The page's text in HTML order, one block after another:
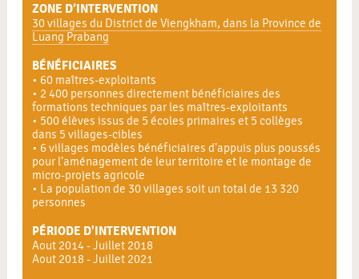
ZONE D’INTERVENTION
30 villages du District de Viengkham, dans la Province de
Luang Prabang
BÉNÉFICIAIRES
• 60 maîtres-exploitants
• 2 400 personnes directement bénéficiaires des
formations techniques par les maîtres-exploitants
• 500 élèves issus de 5 écoles primaires et 5 collèges
dans 5 villages-cibles
• 6 villages modèles bénéficiaires d’appuis plus poussés
pour l’aménagement de leur territoire et le montage de
micro-projets agricole
• La population de 30 villages soit un total de 13 320
personnes
PÉRIODE D'INTERVENTION
Aout 2014 - Juillet 2018
Aout 2018 - Juillet 2021